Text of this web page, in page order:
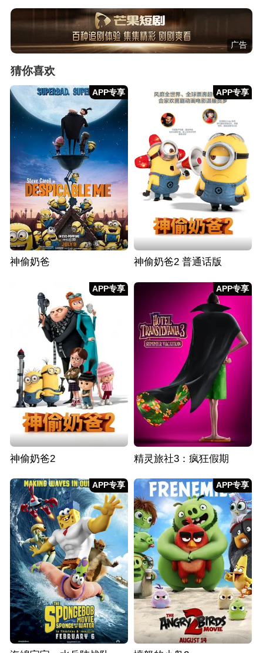
广告
猜你喜欢
APP专享
神偷奶爸
APP专享
神偷奶爸2 普通话版
APP专享
神偷奶爸2
APP专享
精灵旅社3：疯狂假期
APP专享 APP专享